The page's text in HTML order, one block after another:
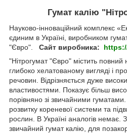
Гумат калію
Науково-інноваційний комплекс
єдиним в Україні, виробником
"Євро". Сайт виробника:
"Нітрогумат "Євро" містить повний
глибоко хелатованому вигляді і
речовин. Відрізняється дуже
властивостями. Показує більш
порівняно зі звичайними
розвитку кореневої системи та
рослин. В Україні аналогів немає.
звичайний гумат калію, для